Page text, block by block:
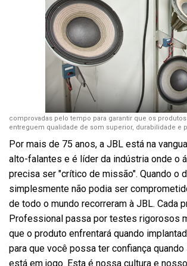
comprovadas pelo tempo para garantir que os
entreguem qualidade de som superior, durabilidade e
Por mais de 75 anos, a JBL está na
alto-falantes e é líder da indústria onde o
precisa ser "crítico de missão". Quando o
simplesmente não podia ser
de todo o mundo recorreram à JBL. Cada
Professional passa por testes rigorosos
que o produto enfrentará quando
para que você possa ter confiança quando
está em jogo. Esta é nossa cultura e